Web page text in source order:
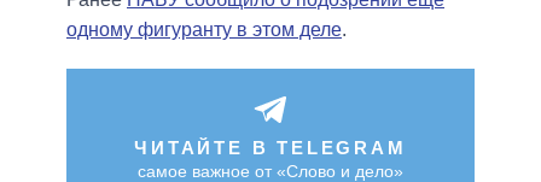
одному фигуранту в этом деле.
ЧИТАЙТЕ В TELEGRAM
самое важное от «Слово и дело»